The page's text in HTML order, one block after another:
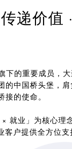
递价值
下的重要成员，
的中国桥头堡，
的使命。
就业」为核心理
户提供全方位支